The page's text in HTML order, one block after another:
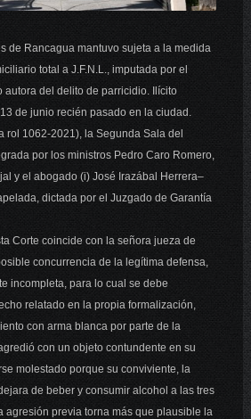
de Rancagua mantuvo sujeta a la medida
total a J.F.N.L., imputada por el
autora del delito de parricidio. Ilícito
de junio recién pasado en la ciudad.
rol 1062-2021), la Segunda Sala del
por los ministros Pedro Caro Romero,
y el abogado (i) José Irazábal Herrera–
dictada por el Juzgado de Garantía
Corte coincide con la señora jueza de
concurrencia de la legítima defensa,
incompleta, para lo cual se debe
relatado en la propia formalización,
con arma blanca por parte de la
con un objeto contundente en su
molestado porque su conviviente, la
de beber y consumir alcohol a las tres
agresión previa torna más que plausible la